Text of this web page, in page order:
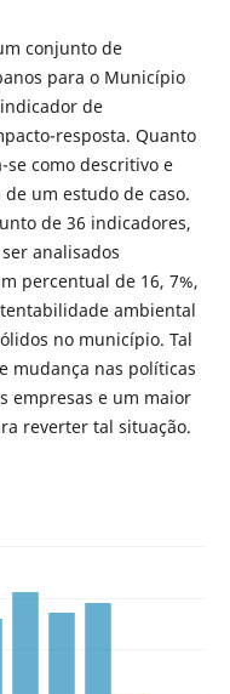
conjunto de
para o Município
de
resposta. Quanto
como descritivo e
um estudo de caso.
de 36 indicadores,
analisados
percentual de 16, 7%,
ambiental
no município. Tal
mudança nas políticas
empresas e um maior
reverter tal situação.